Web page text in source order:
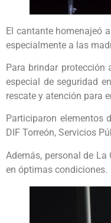
El cantante homenajeó
especialmente a las
Para brindar protección
especial de seguridad
rescate y atención para
Participaron elementos
DIF Torreón, Servicios
Además, personal de
en óptimas condiciones.